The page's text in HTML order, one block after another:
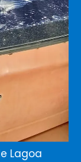
Lagoa